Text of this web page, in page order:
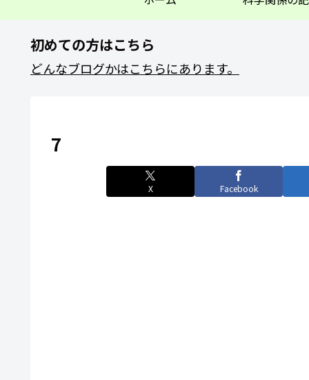
初めての方はこちら
どんなブログかはこちらにあります。
7
X Facebook